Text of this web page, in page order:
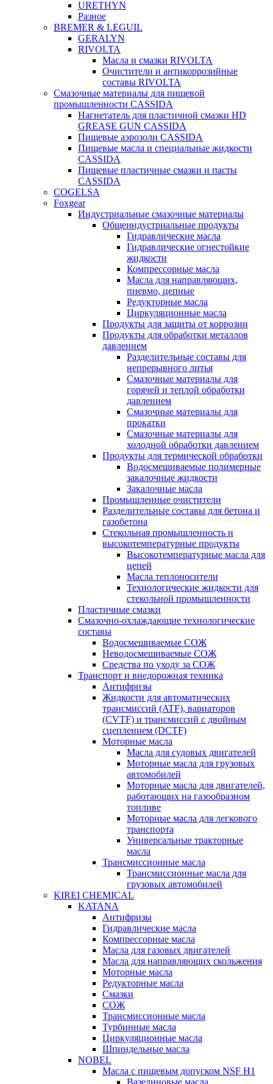
URETHYN
Разное
BREMER & LEGUIL
GERALYN
RIVOLTA
Масла и смазки RIVOLTA
Очистители и антикоррозийные
составы RIVOLTA
Смазочные материалы для пищевой
промышленности CASSIDA
Нагнетатель для пластичной смазки HD
GREASE GUN CASSIDA
Пищевые аэрозоли CASSIDA
Пищевые масла и специальные жидкости
CASSIDA
Пищевые пластичные смазки и пасты
CASSIDA
COGELSA
Foxgear
Индустриальные смазочные материалы
Общеиндустриальные продукты
Гидравлические масла
Гидравлические огнестойкие
жидкости
Компрессорные масла
Масла для направляющих,
пневмо, цепные
Редукторные масла
Циркуляционные масла
Продукты для защиты от коррозии
Продукты для обработки металлов
давлением
Разделительные составы для
непрерывного литья
Смазочные материалы для
горячей и теплой обработки
давлением
Смазочные материалы для
прокатки
Смазочные материалы для
холодной обработки давлением
Продукты для термической обработки
Водосмешиваемые полимерные
закалочные жидкости
Закалочные масла
Промышленные очистители
Разделительные составы для бетона и
газобетона
Стекольная промышленность и
высокотемпературные продукты
Высокотемпературные масла для
цепей
Масла теплоносители
Технологические жидкости для
стекольной промышленности
Пластичные смазки
Смазочно-охлаждающие технологические
составы
Водосмешиваемые СОЖ
Неводосмешиваемые СОЖ
Средства по уходу за СОЖ
Транспорт и внедорожная техника
Антифризы
Жидкости для автоматических
трансмиссий (ATF), вариаторов
(CVTF) и трансмиссий с двойным
сцеплением (DCTF)
Моторные масла
Масла для судовых двигателей
Моторные масла для грузовых
автомобилей
Моторные масла для двигателей,
работающих на газообразном
топливе
Моторные масла для легкового
транспорта
Универсальные тракторные
масла
Трансмиссионные масла
Трансмиссионные масла для
грузовых автомобилей
KIREI CHEMICAL
KATANA
Антифризы
Гидравлические масла
Компрессорные масла
Масла для газовых двигателей
Масла для направляющих скольжения
Моторные масла
Редукторные масла
Смазки
СОЖ
Трансмиссионные масла
Турбинные масла
Циркуляционные масла
Шпиндельные масла
NOBEL
Масла с пищевым допуском NSF H1
Вазелиновые масла